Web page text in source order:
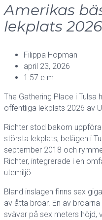
Amerikas
lekplats 2026
Filippa Hopman
april 23, 2026
1:57 e m
The Gathering Place i Tulsa
offentliga lekplats 2026 av
Richter stod bakom
största lekplats, belägen i
september 2018 och
Richter, integrerade i en
utemiljö.
Bland inslagen finns sex
av åtta broar. En av
svävar på sex meters höjd,